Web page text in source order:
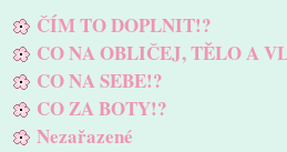
ČÍM TO DOPLNIT!?
CO NA OBLIČEJ, TĚLO A
CO NA SEBE!?
CO ZA BOTY!?
Nezařazené